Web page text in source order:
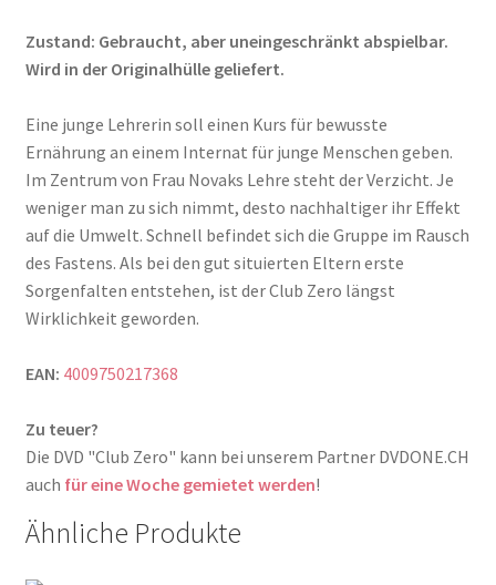
Zustand: Gebraucht, aber uneingeschränkt abspielbar.
Wird in der Originalhülle geliefert.
Eine junge Lehrerin soll einen Kurs für bewusste
Ernährung an einem Internat für junge Menschen geben.
Im Zentrum von Frau Novaks Lehre steht der Verzicht. Je
weniger man zu sich nimmt, desto nachhaltiger ihr Effekt
auf die Umwelt. Schnell befindet sich die Gruppe im Rausch
des Fastens. Als bei den gut situierten Eltern erste
Sorgenfalten entstehen, ist der Club Zero längst
Wirklichkeit geworden.
EAN: 4009750217368
Zu teuer?
Die DVD "Club Zero" kann bei unserem Partner DVDONE.CH
auch für eine Woche gemietet werden!
Ähnliche Produkte